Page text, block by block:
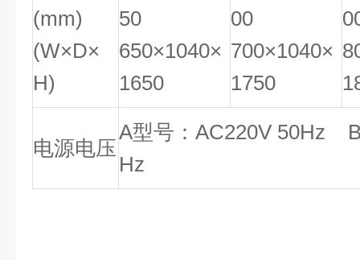
(mm)
(W×D×
H)
50
650×1040×
1650
00
700×1040×
1750
电源电压
A型号：AC220V 50Hz
Hz